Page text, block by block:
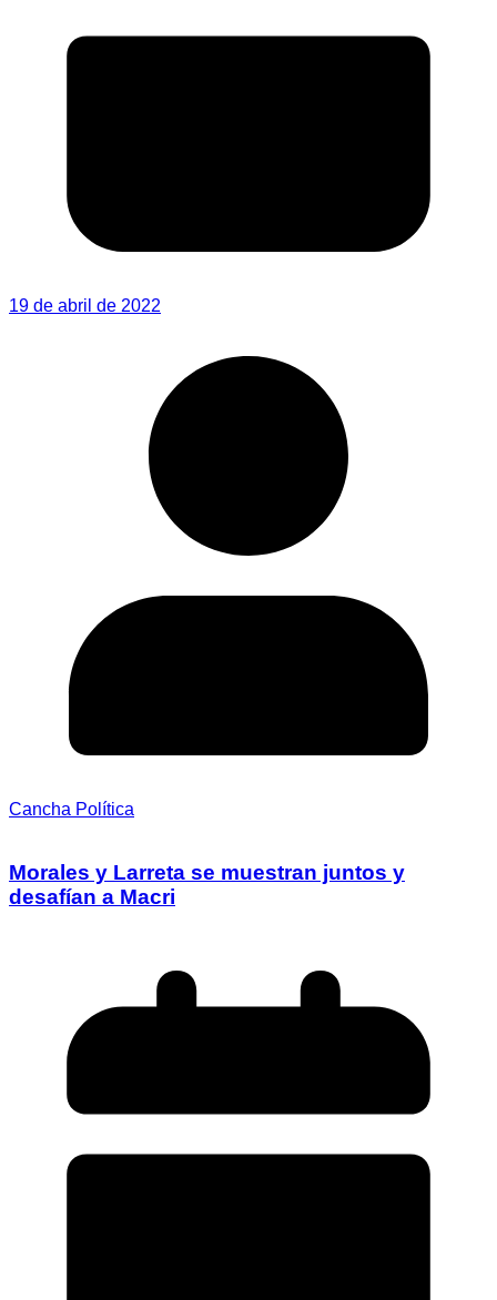
19 de abril de 2022
Cancha Política
Morales y Larreta se muestran juntos y
desafían a Macri